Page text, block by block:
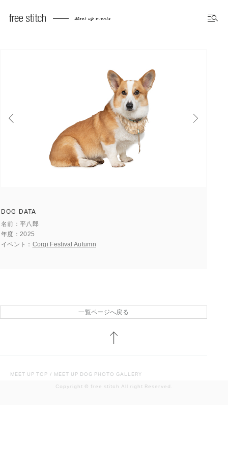
Meet up events
次へ
DOG DATA
名前
平八郎
年度
2025
イベント
Corgi Festival Autumn
一覧ページへ戻る
MEET UP TOP / MEET UP DOG PHOTO GALLERY
Copyright ©︎ free stitch All right Reserved.